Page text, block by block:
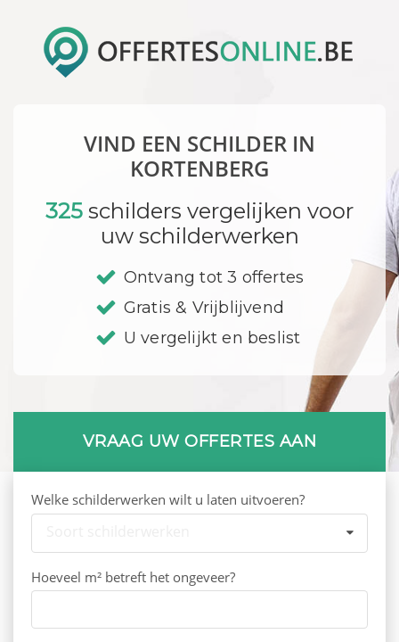
VIND EEN SCHILDER IN
KORTENBERG
325 schilders vergelijken voor
uw schilderwerken
Ontvang tot 3 offertes
Gratis & Vrijblijvend
U vergelijkt en beslist
VRAAG UW OFFERTES AAN
Welke schilderwerken wilt u laten uitvoeren?
Hoeveel m² betreft het ongeveer?